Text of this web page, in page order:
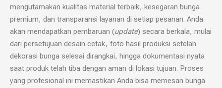
mengutamakan kualitas material terbaik, kesegaran bunga
premium, dan transparansi layanan di setiap pesanan. Anda
akan mendapatkan pembaruan (update) secara berkala, mulai
dari persetujuan desain cetak, foto hasil produksi setelah
dekorasi bunga selesai dirangkai, hingga dokumentasi nyata
saat produk telah tiba dengan aman di lokasi tujuan. Proses
yang profesional ini memastikan Anda bisa memesan bunga